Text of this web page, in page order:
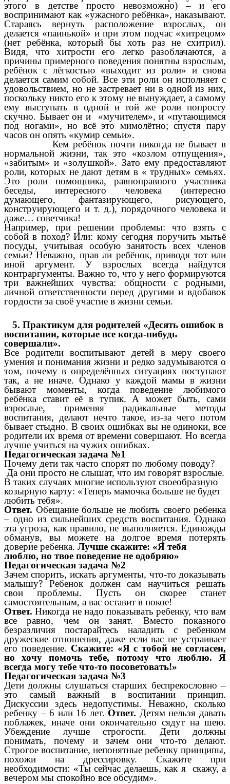
этого в детстве просто невозможно) – и его
воспринимают как «ужасного ребёнка», наказывают.
Стараясь вернуть расположение взрослых, он
делается «паинькой» и при этом подчас «хитрецом»
(нет ребёнка, который бы хоть раз не схитрил).
Видя, что хитрости его легко разоблачаются, а
причины примерного поведения понятны взрослым,
ребёнок с лёгкостью «выходит из роли» и снова
делается самим собой. Все эти роли он исполняет с
удовольствием, но не застревает ни в одной из них,
поскольку никто его к этому не вынуждает, а самому
ему выступать в одной и той же роли попросту
скучно. Бывает он и «мучителем», и «путающимся
под ногами», но всё это мимолётно; спустя пару
часов он опять «кумир семьи».
Кем ребёнок почти никогда не бывает в
нормальной жизни, так это «козлом отпущения»,
«забитым» и «золушкой». Зато ему предоставляют
роли, которых не дают детям в « трудных» семьях.
Это роли помощника, равноправного участника
беседы, интересного человека (интересно
думающего, фантазирующего, рисующего,
конструирующего и т. д.), порядочного человека и
даже… советчика!
Например, при решении проблемы: что взять с
собой в поход? Или: кому сегодня поручить мытьё
посуды, учитывая особую занятость всех членов
семьи? Неважно, прав ли ребёнок, приводя тот или
иной аргумент. У взрослых всегда найдутся
контраргументы. Важно то, что у него формируются
три важнейших чувства: общности с родными,
личной ответственности перед другими и вдобавок
гордости за своё участие в жизни семьи.
5. Практикум для родителей «Десять ошибок в
воспитании, которые все когда-нибудь
совершали».
Все родители воспитывают детей в меру своего
умения и понимания жизни и редко задумываются о
том, почему в определённых ситуациях поступают
так, а не иначе. Однако у каждой мамы в жизни
бывают моменты, когда поведение любимого
ребёнка ставит её в тупик. А может быть, сами
взрослые, применяя радикальные методы
воспитания, делают нечто такое, из-за чего потом
бывает стыдно. В своих ошибках вы не одиноки, все
родители их время от времени совершают. Но всегда
лучше учиться на чужих ошибках.
Педагогическая задача №1
Почему дети так часто спорят по любому поводу?
Да они просто не слышат, что им говорят взрослые.
В таких случаях многие используют своеобразную
козырную карту: «Теперь мамочка больше не будет
любить тебя».
Ответ. Обещание больше не любить своего ребенка
– одно из сильнейших средств воспитания. Однако
эта угроза, как правило, не выполняется. Единожды
обманув, вы можете на долгое время потерять
доверие ребенка. Лучше скажите: «Я тебя
люблю, но твое поведение не одобряю»
Педагогическая задача №2
Зачем спорить, искать аргументы, что-то доказывать
малышу? Ребенок должен сам научиться решать
свои проблемы. Пусть он скорее станет
самостоятельным, а вас оставит в покое!
Ответ.Никогда не надо показывать ребенку, что вам
все равно, чем он занят. Вместо показного
безразличия постарайтесь наладить с ребенком
дружеские отношения, даже если вас не устраивает
его поведение. Скажите: «Я с тобой не согласен,
но хочу помочь тебе, потому что люблю. Я
всегда могу тебе что-то посоветовать!»
Педагогическая задача №3
Дети должны слушаться старших беспрекословно –
это самый важный в воспитании принцип.
Дискуссии здесь недопустимы. Неважно, сколько
ребенку – 6 или 16 лет. Ответ. Детям нельзя давать
поблажек, иначе они окончательно сядут на шею.
Убеждение лучше строгости. Дети должны
понимать, почему и зачем они что-то делают.
Строгое воспитание, непонятные ребенку принципы,
похожи на дрессировку. Скажите при
необходимости: «Ты сейчас делаешь, как я скажу, а
вечером мы спокойно все обсудим».